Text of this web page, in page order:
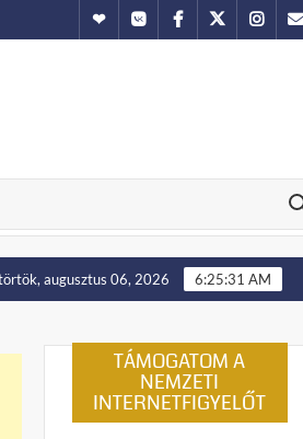
HundubVkontakte
Facebook
Twitter
Putyin: Ukrajna nyugati
augusztus 06, 2026 6:25:32 AM
TÁMOGATOM A
NEMZETI
INTERNETFIGYELŐT